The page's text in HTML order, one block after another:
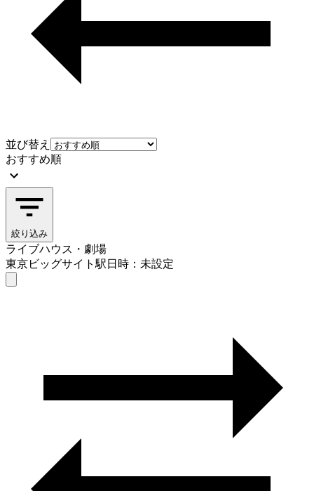
並び替え
おすすめ順
絞り込み
ライブハウス・劇場
東京ビッグサイト駅日時：未設定